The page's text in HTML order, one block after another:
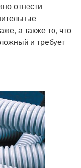
отнести
а также то, что
и требует